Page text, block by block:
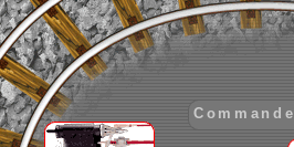
Commande